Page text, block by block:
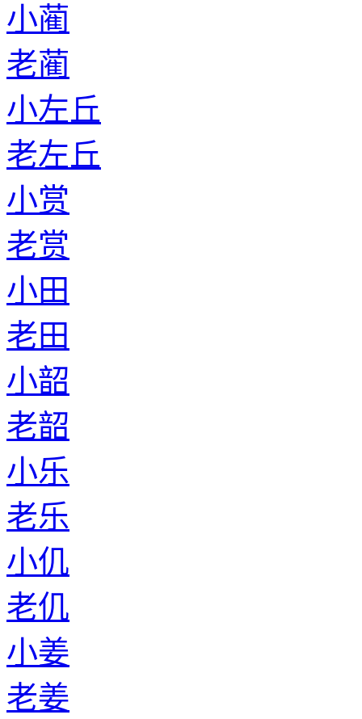
小蔺
老蔺
小左丘
老左丘
小赏
老赏
小田
老田
小韶
老韶
小乐
老乐
小仉
老仉
小姜
老姜